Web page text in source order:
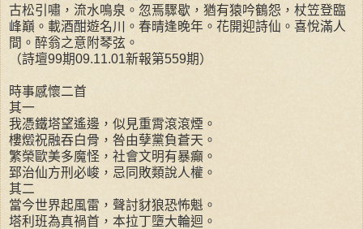
古松引嘯，流水鳴泉。忽焉驟歇，猶有猿吟鶴怨，杖笠登臨
峰巔。載酒酣遊名川。春晴逢晚年。花開迎詩仙。喜悅滿人
間。醉翁之意附琴弦。
（詩壇99期09.11.01新報第559期）
時事感懷二首
其一
我憑鐵塔望遙邊，似見重霄滾滾煙。
樓燬祝融吞白骨，咎由孽黨負蒼天。
繁榮歐美多魔怪，社會文明有暴癲。
郅治仙方刑必峻，忌同敗類說人權。
其二
當今世界起風雷，聲討豺狼恐怖魁。
塔利班為真禍首，本拉丁墮大輪迴。